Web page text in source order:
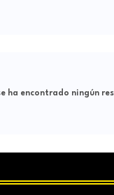
ha encontrado ningún